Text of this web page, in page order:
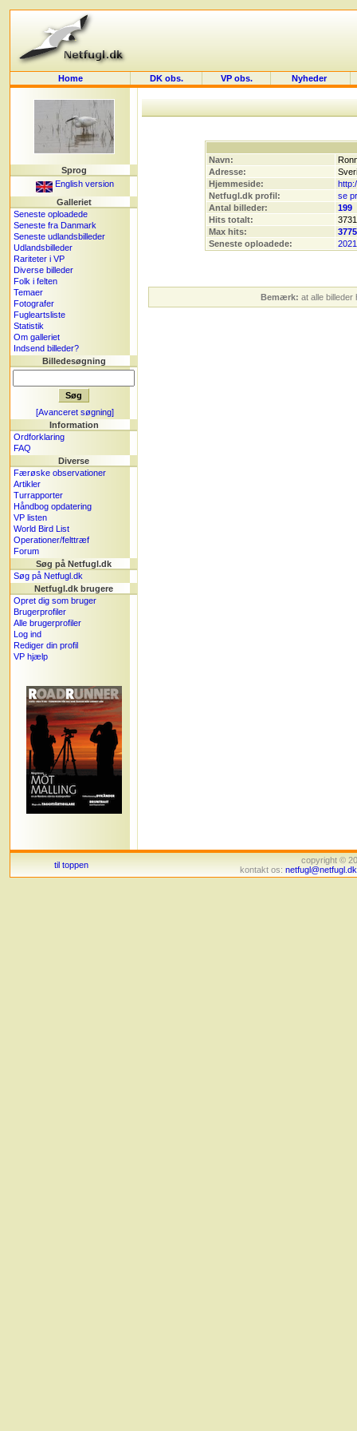
Home DK obs. VP obs. Nyheder
Sprog
English version
Galleriet
Seneste oploadede
Seneste fra Danmark
Seneste udlandsbilleder
Udlandsbilleder
Rariteter i VP
Diverse billeder
Folk i felten
Temaer
Fotografer
Fugleartsliste
Statistik
Om galleriet
Indsend billeder?
Billedesøgning
[Avanceret søgning]
Information
Ordforklaring
FAQ
Diverse
Færøske observationer
Artikler
Turrapporter
Håndbog opdatering
VP listen
World Bird List
Operationer/felttræf
Forum
Søg på Netfugl.dk
Søg på Netfugl.dk
Netfugl.dk brugere
Opret dig som bruger
Brugerprofiler
Alle brugerprofiler
Log ind
Rediger din profil
VP hjælp
Navn:
Adresse:
Hjemmeside:
Netfugl.dk profil:
se
Antal billeder:
199
Hits totalt:
Max hits:
3775
Seneste oploadede:
Bemærk: at alle
til toppen
copyright ©
kontakt os: netfugl@netfugl.dk